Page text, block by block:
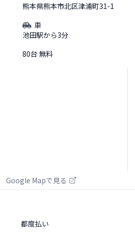
熊本県熊本市北区津浦町31-1
車
池田駅から3分
80台 無料
Google Mapで見る
都度払い